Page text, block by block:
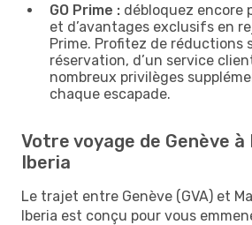
GO Prime : débloquez encore
et d’avantages exclusifs en
Prime. Profitez de réductions
réservation, d’un service
nombreux privilèges
chaque escapade.
Votre voyage de Genève à
Iberia
Le trajet entre Genève (GVA) et
Iberia est conçu pour vous